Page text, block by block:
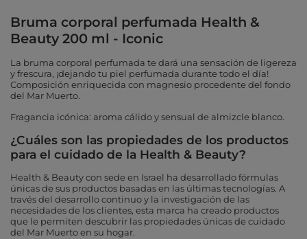
Bruma corporal perfumada Health &
Beauty 200 ml - Iconic
La bruma corporal perfumada te dará una sensación de ligereza
y frescura, ¡dejando tu piel perfumada durante todo el día!
Composición enriquecida con magnesio procedente del fondo
del Mar Muerto.
Fragancia icónica: aroma cálido y sensual de almizcle blanco.
¿Cuáles son las propiedades de los productos
para el cuidado de la Health & Beauty?
Health & Beauty con sede en Israel ha desarrollado fórmulas
únicas de sus productos basadas en las últimas tecnologías. A
través del desarrollo continuo y la investigación de las
necesidades de los clientes, esta marca ha creado productos
que le permiten descubrir las propiedades únicas de cuidado
del Mar Muerto en su hogar.